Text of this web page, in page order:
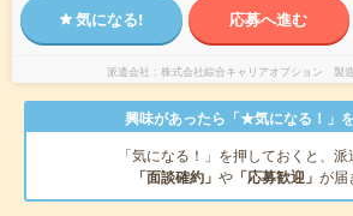
気になる! 応募へ進む
派遣会社 株式会社綜合キャリアオプション 製造
興味があったら「★気になる！」
「気になる！」を押しておくと、派
「面談確約」 や 「応募歓迎」 が届